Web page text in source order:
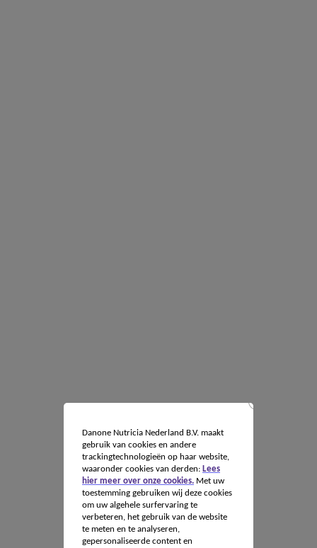
Danone Nutricia Nederland B.V. maakt
gebruik van cookies en andere
trackingtechnologieën op haar website,
waaronder cookies van derden: Lees
hier meer over onze cookies.Met uw
toestemming gebruiken wij deze cookies
om uw algehele surfervaring te
verbeteren, het gebruik van de website
te meten en te analyseren,
gepersonaliseerde content en